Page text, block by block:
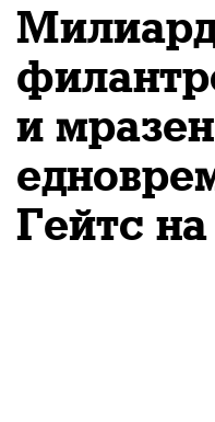
и мразен
Гейтс на